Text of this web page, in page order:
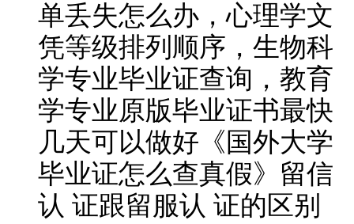
单丢失怎么办，心理学文
凭等级排列顺序，生物科
学专业毕业证查询，教育
学专业原版毕业证书最快
几天可以做好《国外大学
毕业证怎么查真假》留信
认 证跟留服认 证的区别